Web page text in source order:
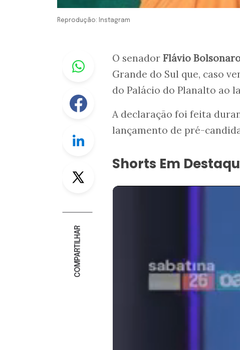
Reprodução: Instagram
Whastapp
Facebook
Linkedin
Twitter
COMPARTILHAR
O senador Flávio
Grande do Sul que, caso
do Palácio do Planalto ao
A declaração foi feita
lançamento de pré-
Shorts Em